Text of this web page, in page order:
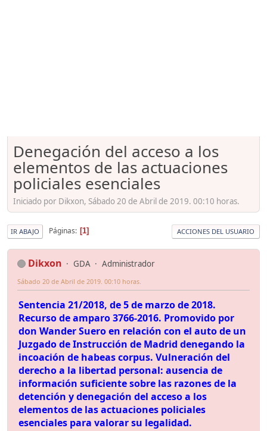
Denegación del acceso a los
elementos de las actuaciones
policiales esenciales
Iniciado por Dikxon, Sábado 20 de Abril de 2019. 00:10 horas.
IR ABAJO Páginas 1 ACCIONES DEL USUARIO
Dikxon GDA Administrador
Sábado 20 de Abril de 2019. 00:10 horas.
Sentencia 21/2018, de 5 de marzo de 2018.
Recurso de amparo 3766-2016. Promovido por
don Wander Suero en relación con el auto de un
Juzgado de Instrucción de Madrid denegando la
incoación de habeas corpus. Vulneración del
derecho a la libertad personal: ausencia de
información suficiente sobre las razones de la
detención y denegación del acceso a los
elementos de las actuaciones policiales
esenciales para valorar su legalidad.